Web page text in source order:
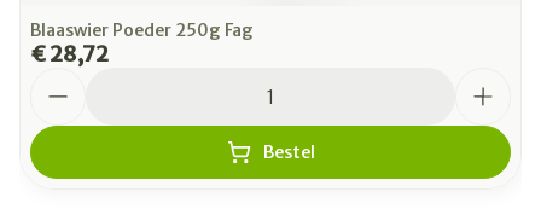
Blaaswier Poeder 250g Fag
€ 28,72
Bestel